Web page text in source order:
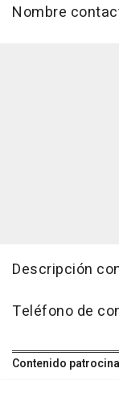
Nombre
Descripción
Teléfono de
Contenido